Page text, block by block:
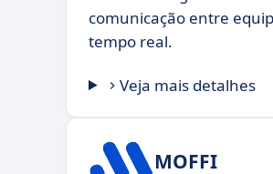
comunicação entre
tempo real.
Veja mais detalhes
MOFFI